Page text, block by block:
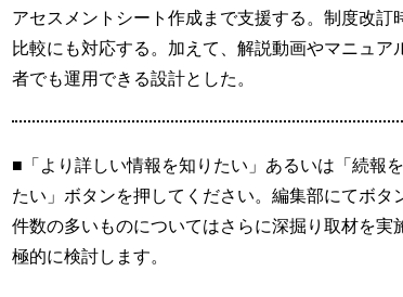
アセスメントシート作成まで支援する。制度改
比較にも対応する。加えて、解説動画やマニュ
者でも運用できる設計とした。
■「より詳しい情報を知りたい」あるいは「続報
たい」ボタンを押してください。編集部にてボタ
件数の多いものについてはさらに深掘り取材を
極的に検討します。